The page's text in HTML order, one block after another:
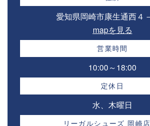
愛知県岡崎市康生通西４
mapを見る
営業時間
10:00～18:00⁣
定休日
水、木曜日
リーガルシューズ 岡崎